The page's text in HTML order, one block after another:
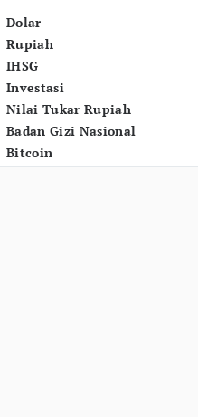
Dolar
Rupiah
IHSG
Investasi
Nilai Tukar Rupiah
Badan Gizi Nasional
Bitcoin